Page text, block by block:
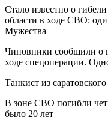
Стало известно о
области в ходе СВО:
Мужества
Чиновники сообщили о
ходе спецоперации.
Танкист из
В зоне СВО погибли
было 20 лет